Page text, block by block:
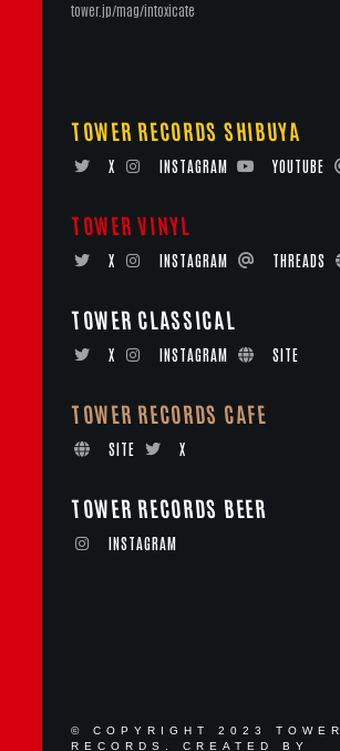
tower.jp/mag/intoxicate
TOWER RECORDS SHIBUYA
X INSTAGRAM YOUTUBE
TOWER VINYL
X INSTAGRAM THREADS
TOWER CLASSICAL
X INSTAGRAM SITE
TOWER RECORDS CAFE
SITE X
TOWER RECORDS BEER
INSTAGRAM
© COPYRIGHT 2023 TOWER
RECORDS. CREATED BY